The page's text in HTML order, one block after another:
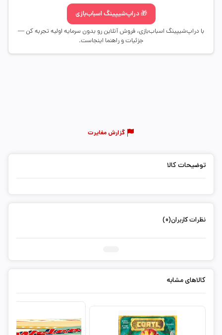
🎁 دراپ‌شیپینگ اسباب‌بازی
با دراپ‌شیپینگ اسباب‌بازی، فروش آنلاین رو بدون سرمایه اولیه تجربه کن —
جزئیات و راهنما اینجاست.
گزارش مغایرت
توضیحات کالا
نظرات کاربران(0)
کالاهای مشابه